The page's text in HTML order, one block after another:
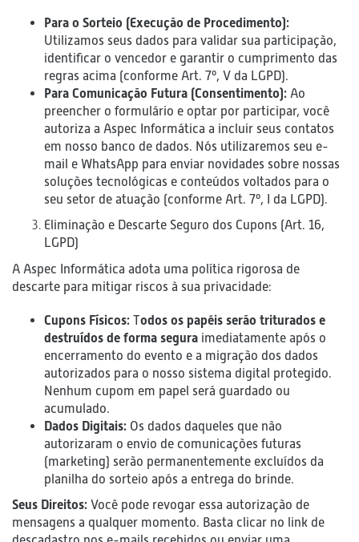
Para o Sorteio (Execução de Procedimento):
Utilizamos seus dados para validar sua participação,
identificar o vencedor e garantir o cumprimento das
regras acima (conforme Art. 7º, V da LGPD).
Para Comunicação Futura (Consentimento): Ao
preencher o formulário e optar por participar, você
autoriza a Aspec Informática a incluir seus contatos
em nosso banco de dados. Nós utilizaremos seu e-
mail e WhatsApp para enviar novidades sobre nossas
soluções tecnológicas e conteúdos voltados para o
seu setor de atuação (conforme Art. 7º, I da LGPD).
Eliminação e Descarte Seguro dos Cupons (Art. 16,
LGPD)
A Aspec Informática adota uma política rigorosa de
descarte para mitigar riscos à sua privacidade:
Cupons Físicos: Todos os papéis serão triturados e
destruídos de forma segura imediatamente após o
encerramento do evento e a migração dos dados
autorizados para o nosso sistema digital protegido.
Nenhum cupom em papel será guardado ou
acumulado.
Dados Digitais: Os dados daqueles que não
autorizaram o envio de comunicações futuras
(marketing) serão permanentemente excluídos da
planilha do sorteio após a entrega do brinde.
Seus Direitos: Você pode revogar essa autorização de
mensagens a qualquer momento. Basta clicar no link de